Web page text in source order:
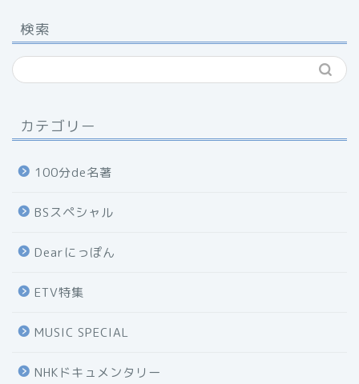
検索
カテゴリー
100分de名著
BSスペシャル
Dearにっぽん
ETV特集
MUSIC SPECIAL
NHKドキュメンタリー